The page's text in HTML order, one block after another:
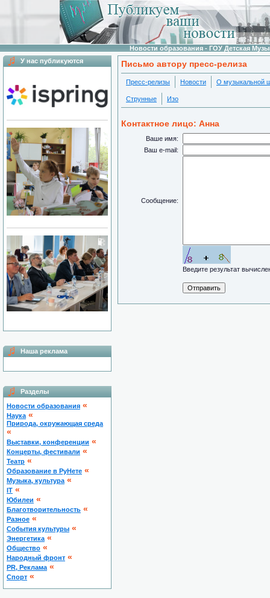
Новости образования - ГОУ Детская
У нас публикуются
Наша реклама
Разделы
Новости образования «
Наука «
Природа, окружающая среда
«
Выставки, конференции «
Концерты, фестивали «
Театр «
Образование в РуНете «
Музыка, культура «
IT «
Юбилеи «
Благотворительность «
Разное «
Cобытия культуры «
Энергетика «
Общество «
Народный фронт «
PR, Реклама «
Спорт «
Письмо автору пресс-релиза
Пресс-релизы Новости О музыкальной
Струнные Изо
Контактное лицо: Анна
Ваше имя:
Ваш e-mail:
Сообщение:
Введите результат